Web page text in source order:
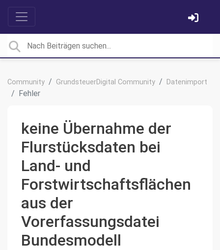
Community GrundsteuerDigital Community Datenimport
Fehler
keine Übernahme der
Flurstücksdaten bei
Land- und
Forstwirtschaftsflächen
aus der
Vorerfassungsdatei
Bundesmodell